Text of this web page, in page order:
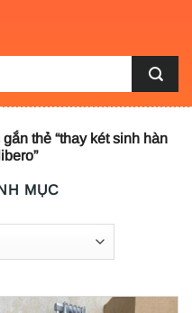
thẻ “thay két sinh hàn
MỤC